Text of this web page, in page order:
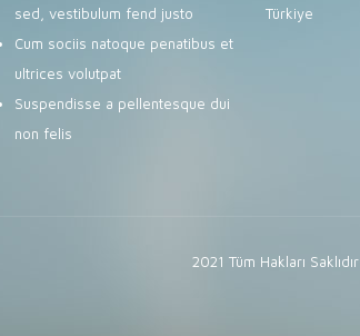
sed, vestibulum fend justo
Cum sociis natoque penatibus et
ultrices volutpat
Suspendisse a pellentesque dui
non felis
Türkiye
2021 Tüm Hakları